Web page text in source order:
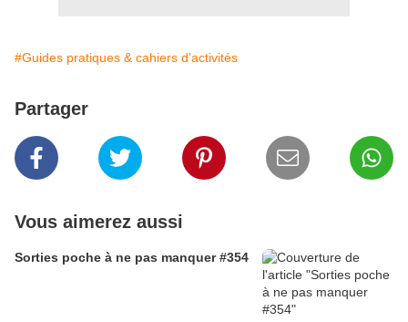
#Guides pratiques & cahiers d'activités
Partager
Vous aimerez aussi
Sorties poche à ne pas manquer #354